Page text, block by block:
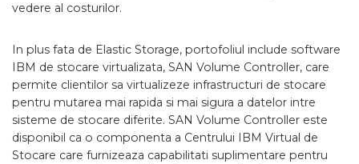
vedere al costurilor.
In plus fata de Elastic Storage, portofoliul include software
IBM de stocare virtualizata, SAN Volume Controller, care
permite clientilor sa virtualizeze infrastructuri de stocare
pentru mutarea mai rapida si mai sigura a datelor intre
sisteme de stocare diferite. SAN Volume Controller este
disponibil ca o componenta a Centrului IBM Virtual de
Stocare care furnizeaza capabilitati suplimentare pentru